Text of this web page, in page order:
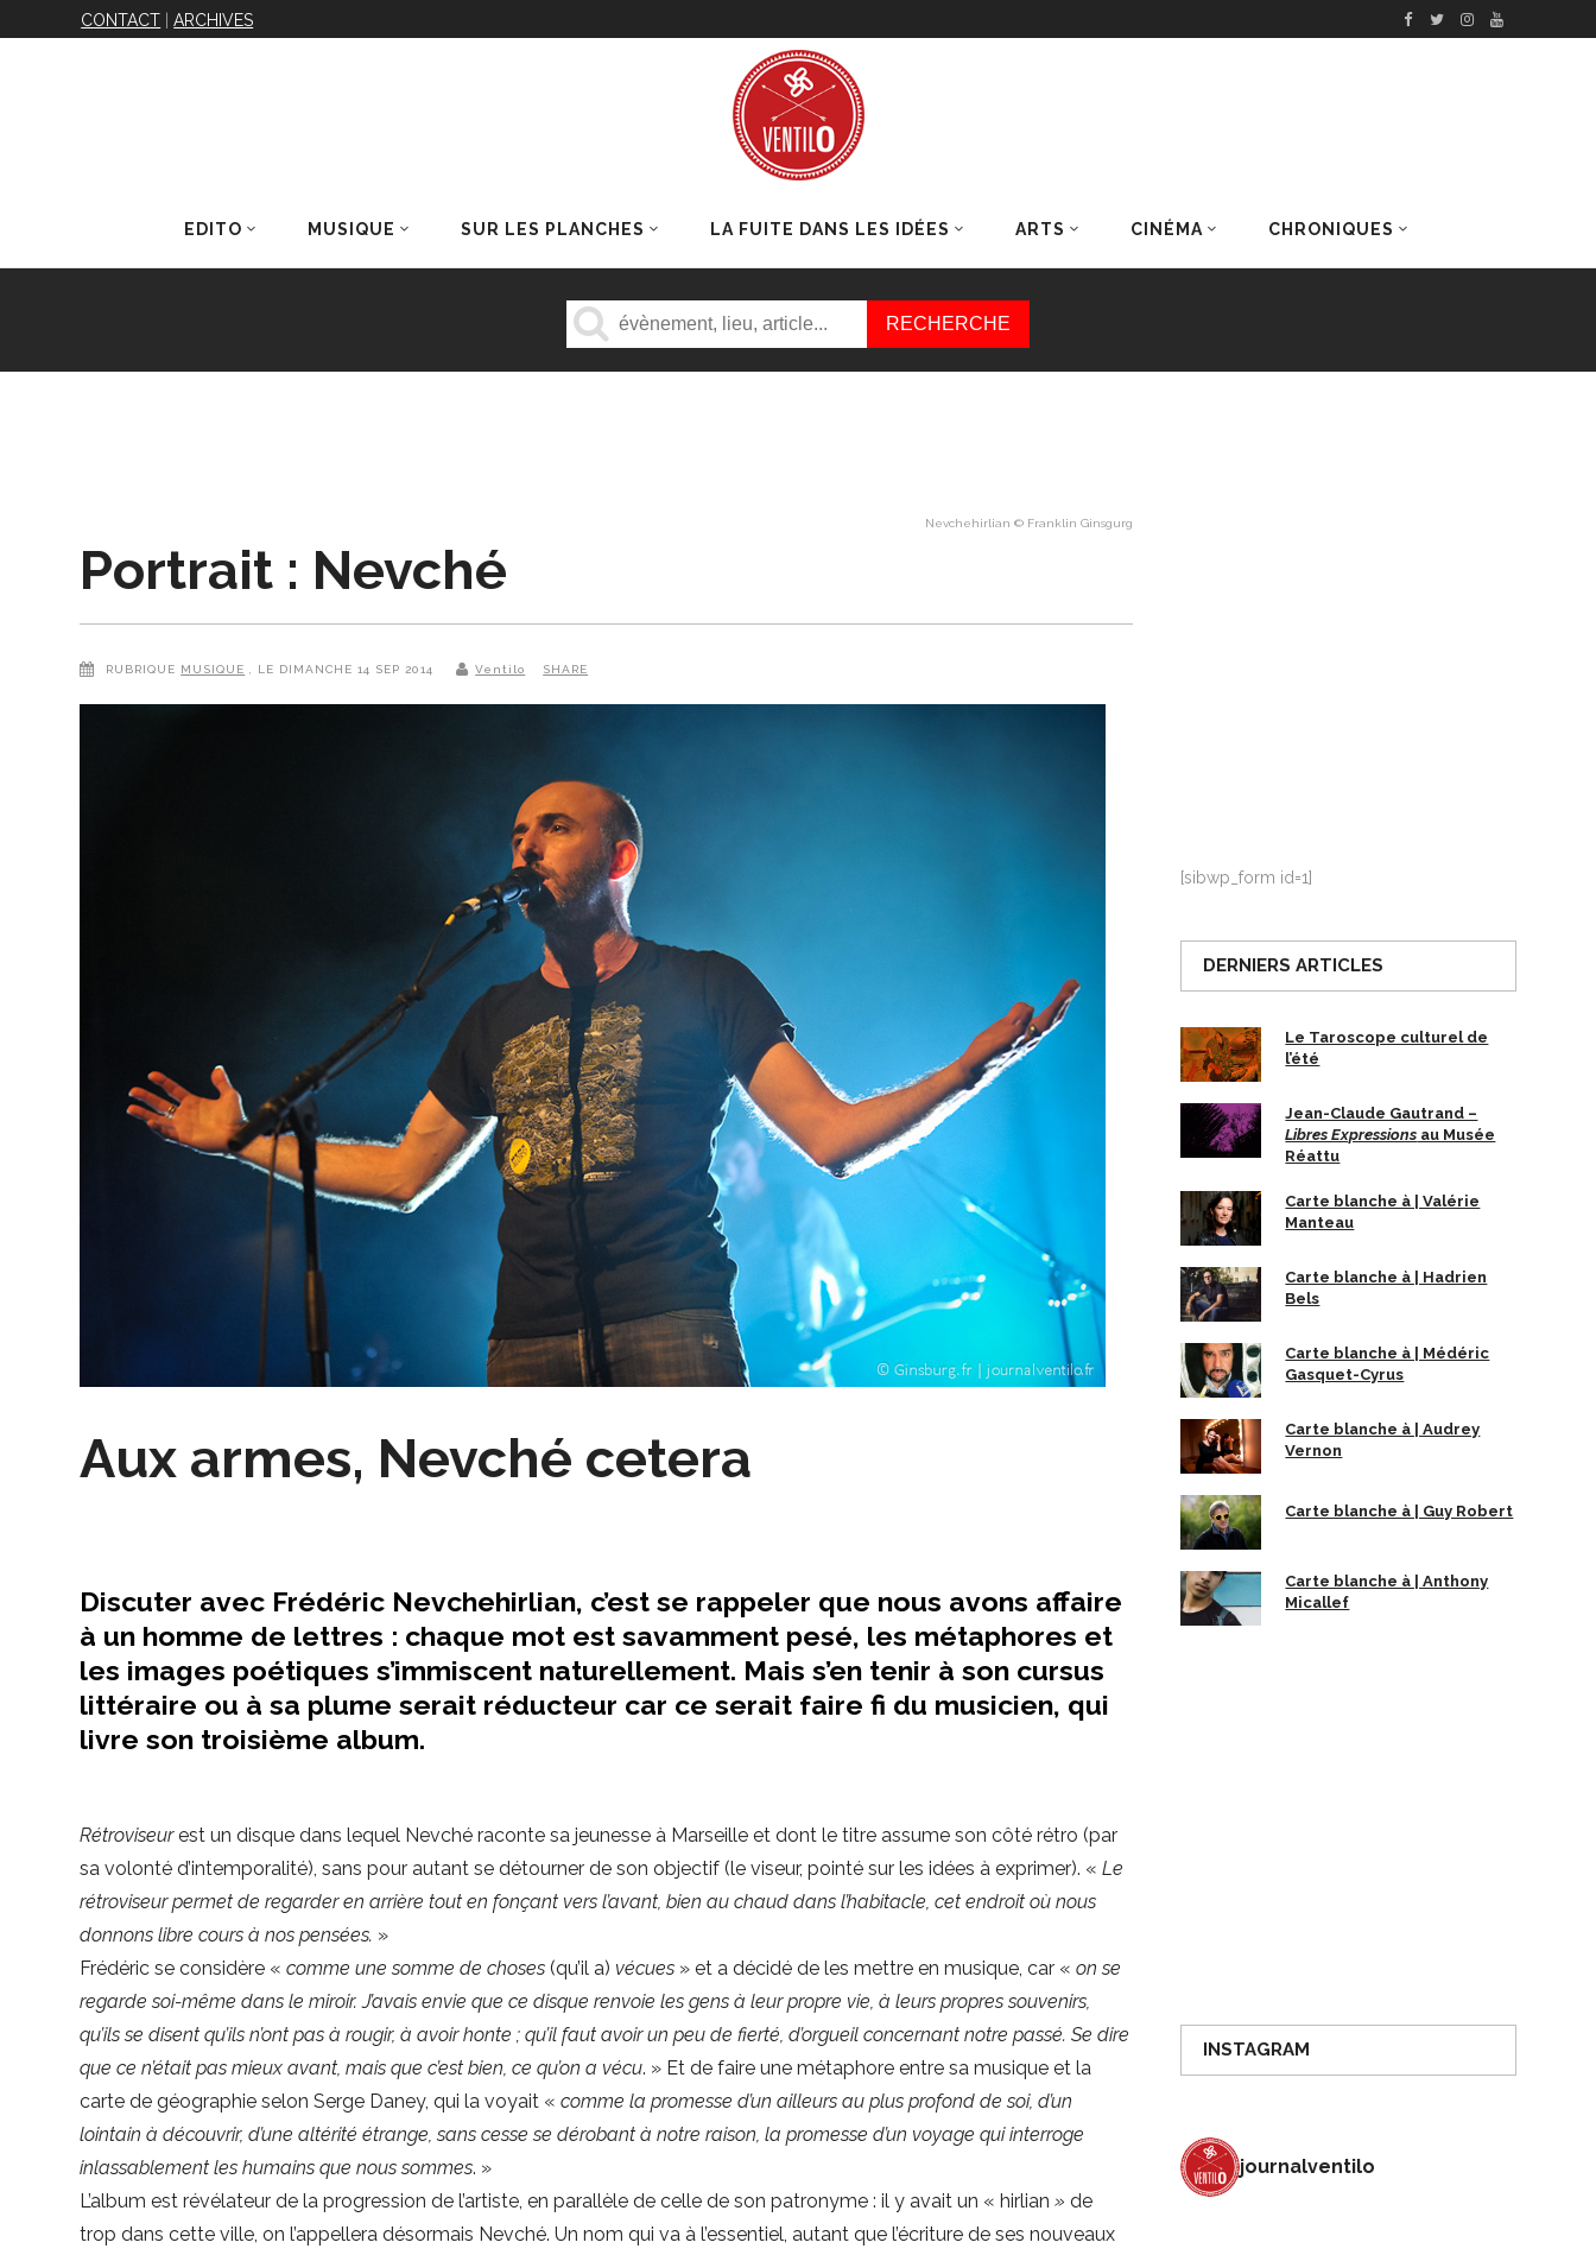
CONTACT |ARCHIVES
EDITO MUSIQUE SUR LES PLANCHES LA FUITE DANS LES IDÉES ARTS CINÉMA CHRONIQUES
DERNIERS ARTICLES
Nevchehirlian © Franklin Ginsgurg
Portrait : Nevché
RUBRIQUE MUSIQUE , LE DIMANCHE 14 SEP 2014 Ventilo SHARE
Aux armes, Nevché cetera
Discuter avec Frédéric Nevchehirlian, c’est se rappeler que nous avons affaire
à un homme de lettres : chaque mot est savamment pesé, les métaphores et
les images poétiques s’immiscent naturellement. Mais s’en tenir à son cursus
littéraire ou à sa plume serait réducteur car ce serait faire fi du musicien, qui
livre son troisième album.
Rétroviseurest un disque dans lequel Nevché raconte sa jeunesse à Marseille et dont le titre assume son côté rétro (par
sa volonté d’intemporalité), sans pour autant se détourner de son objectif (le viseur, pointé sur les idées à exprimer). «Le
rétroviseur permet de regarder en arrière tout en fonçant vers l’avant, bien au chaud dans l’habitacle, cet endroit où nous
donnons libre cours à nos pensées. »
Frédéric se considère «comme une somme de choses(qu’il a) vécues » et a décidé de les mettre en musique, car «on se
regarde soi-même dans le miroir. J’avais envie que ce disque renvoie les gens à leur propre vie, à leurs propres souvenirs,
qu’ils se disent qu’ils n’ont pas à rougir, à avoir honte ; qu’il faut avoir un peu de fierté, d’orgueil concernant notre passé. Se dire
que ce n’était pas mieux avant, mais que c’est bien, ce qu’on a vécu. » Et de faire une métaphore entre sa musique et la
carte de géographie selon Serge Daney, qui la voyait «comme la promesse d’un ailleurs au plus profond de soi, d’un
lointain à découvrir, d’une altérité étrange, sans cesse se dérobant à notre raison, la promesse d’un voyage qui interroge
inlassablement les humains que nous sommes. »
L’album est révélateur de la progression de l’artiste, en parallèle de celle de son patronyme : il y avait un « hirlian» de
trop dans cette ville, on l’appellera désormais Nevché. Un nom qui va à l’essentiel, autant que l’écriture de ses nouveaux
[sibwp_form id=1]
DERNIERS ARTICLES
Le Taroscope culturel de
l’été
Jean-Claude Gautrand –
Libres Expressions au Musée
Réattu
Carte blanche à | Valérie
Manteau
Carte blanche à | Hadrien
Bels
Carte blanche à | Médéric
Gasquet-Cyrus
Carte blanche à | Audrey
Vernon
Carte blanche à | Guy Robert
Carte blanche à | Anthony
Micallef
INSTAGRAM
journalventilo